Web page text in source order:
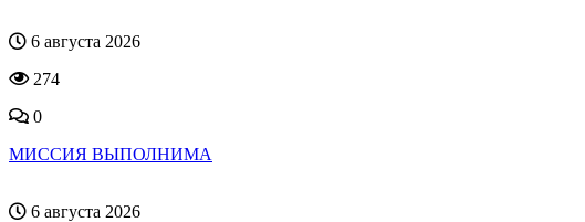
6 августа 2026
274
0
МИССИЯ ВЫПОЛНИМА
6 августа 2026